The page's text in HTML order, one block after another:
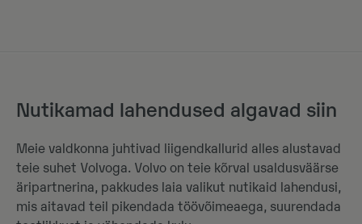
Nutikamad lahendused algavad siin
Meie valdkonna juhtivad liigendkallurid alles alustavad
teie suhet Volvoga. Volvo on teie kõrval usaldusväärse
äripartnerina, pakkudes laia valikut nutikaid lahendusi,
mis aitavad teil pikendada töövõimeaega, suurendada